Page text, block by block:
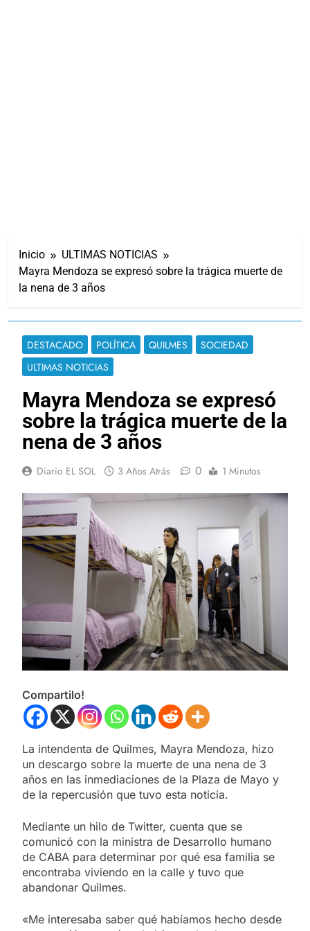
Inicio
ULTIMAS NOTICIAS
Mayra Mendoza se expresó sobre la trágica muerte de
la nena de 3 años
DESTACADO POLÍTICA QUILMES
SOCIEDAD
ULTIMAS NOTICIAS
Mayra Mendoza se expresó
sobre la trágica muerte de la
nena de 3 años
Diario EL SOL 3 Años Atrás 0 1 Minutos
Compartilo!
La intendenta de Quilmes, Mayra Mendoza, hizo
un descargo sobre la muerte de una nena de 3
años en las inmediaciones de la Plaza de Mayo y
de la repercusión que tuvo esta noticia.
Mediante un hilo de Twitter, cuenta que se
comunicó con la ministra de Desarrollo humano
de CABA para determinar por qué esa familia se
encontraba viviendo en la calle y tuvo que
abandonar Quilmes.
«Me interesaba saber qué habíamos hecho desde